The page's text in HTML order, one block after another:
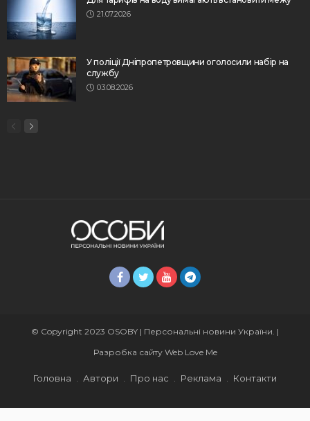
21.07.2026
У поліції Дніпропетровщини оголосили набір на
службу
03.08.2026
© Copyright 2023 OSOBY | Персональні новини України. |
Разробка сайтуWeb Love Me
Головна Автори Про нас Реклама Контакти